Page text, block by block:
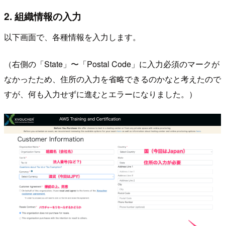
2. 組織情報の入力
以下画面で、各種情報を入力します。
（右側の「State」〜「Postal Code」に入力必須のマークが
なかったため、住所の入力を省略できるのかなと考えたので
すが、何も入力せずに進むとエラーになりました。）